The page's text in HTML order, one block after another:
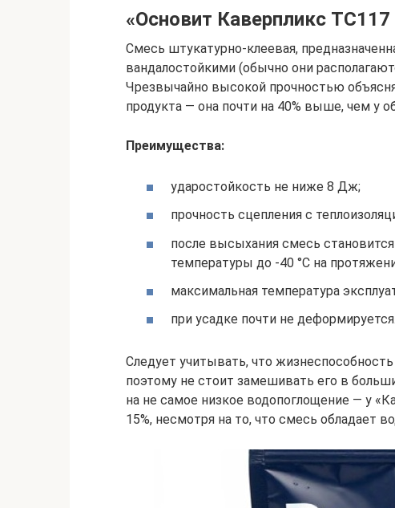
«Основит Каверпликс TC117
Смесь штукатурно-клеевая,
вандалостойкими (обычно они
Чрезвычайно высокой прочностью
продукта — она почти на 40% выше, чем у
Преимущества:
ударостойкость не ниже 8 Дж;
прочность сцепления с
после высыхания смесь
температуры до -40 °C на
максимальная температура
при усадке почти не деформируется.
Следует учитывать, что
поэтому не стоит замешивать его в
на не самое низкое водопоглощение — у
15%, несмотря на то, что смесь обладает